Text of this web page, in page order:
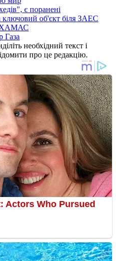
є поранені
об'єкт біля ЗАЕС
ХАМАС
Газа
необхідний текст і
про це редакцію.